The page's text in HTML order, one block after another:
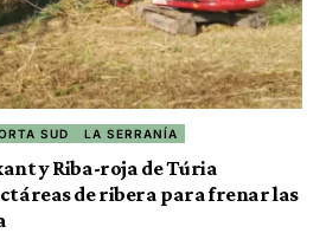
SUD LA SERRANÍA
y Riba-roja de Túria
de ribera para frenar las